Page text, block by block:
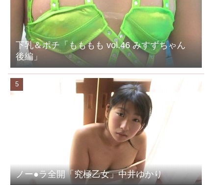
下乳＆ポチ「もももも vol.46 みすずちゃん
後編」
ノー●ラ全開「究極乙女」中井ゆかり